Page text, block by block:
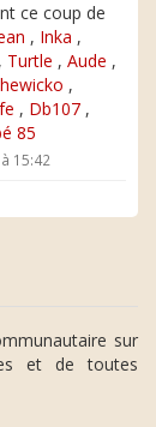
ce coup de
, Inka ,
, Turtle , Aude ,
,
, Db107 ,
85
15:42
sur
et de toutes